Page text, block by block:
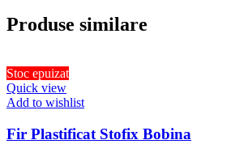
Produse similare
Stoc epuizat
Quick view
Add to wishlist
Fir Plastificat Stofix Bobina